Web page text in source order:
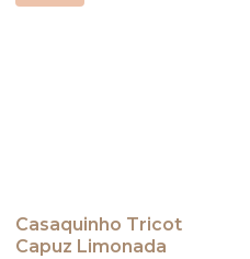
Casaquinho Tricot
Capuz Limonada